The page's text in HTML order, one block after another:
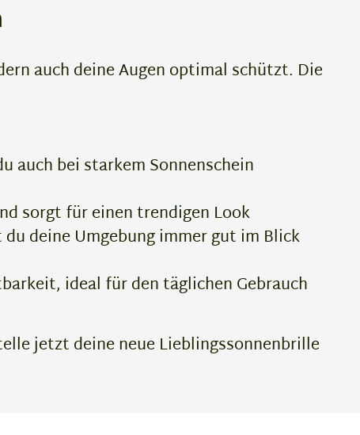
auch deine Augen optimal schützt. Die
auch bei starkem Sonnenschein
sorgt für einen trendigen Look
deine Umgebung immer gut im Blick
ideal für den täglichen Gebrauch
jetzt deine neue Lieblingssonnenbrille